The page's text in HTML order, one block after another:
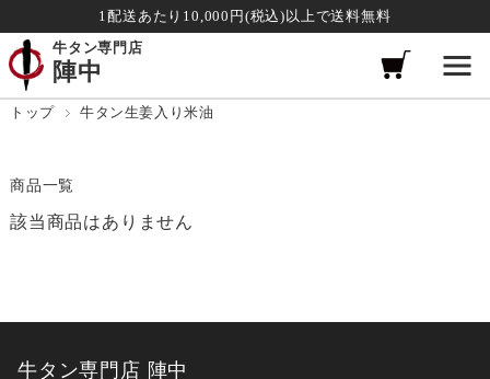
1配送あたり10,000円(税込)以上で送料無料
牛タン専門店
陣中
トップ 牛タン生姜入り米油
商品一覧
該当商品はありません
牛タン専門店 陣中